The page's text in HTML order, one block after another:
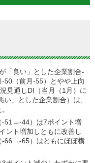
「良い」とした企業割合-
-50（前月-55）とやや上向
見通しDI（当月（1月）に
」とした企業割合）は、
-51→-44）は7ポイント増
ント増加しともに改善し
66→-65）はともにほぼ横